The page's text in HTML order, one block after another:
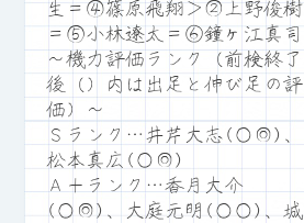
生＝④篠原飛翔＞②上野俊樹
＝⑤小林遼太＝⑥鐘ヶ江真司
～機力評価ランク（前検終了
後（）内は出足と伸び足の評
価）～
Ｓランク…井芹大志(○◎)、
松本真広(○◎)
Ａ＋ランク…香月大介
(○◎)、大庭元明(○○)、城